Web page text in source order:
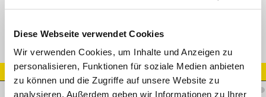
Diese Webseite verwendet Cookies
Wir verwenden Cookies, um Inhalte und Anzeigen zu
personalisieren, Funktionen für soziale Medien anbieten
zu können und die Zugriffe auf unsere Website zu
analysieren. Außerdem geben wir Informationen zu Ihrer
Artikel Nr.
K.BKH-16R5/8VZ